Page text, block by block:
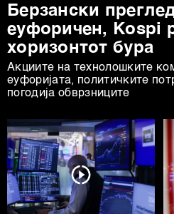
Берзански
еуфоричен, Коspi
хоризонтот бура
Акциите на технолошките
еуфоријата, политичките
погодија обврзниците